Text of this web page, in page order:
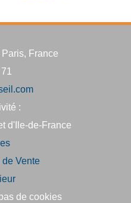
France
:
d'Ile-de-France
Vente
de cookies